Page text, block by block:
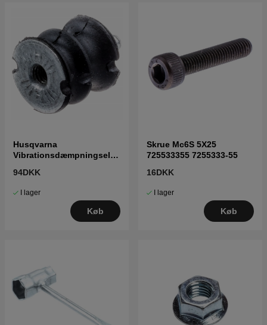
Husqvarna
Vibrationsdæmpningsele
01
94DKK
I lager
Køb
Skrue Mc6S 5X25
725533355 7255333-55
16DKK
I lager
Køb